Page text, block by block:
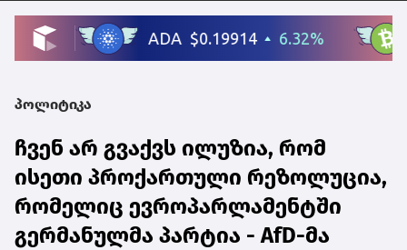
პოლიტიკა
ჩვენ არ გვაქვს ილუზია, რომ
ისეთი პროქართული რეზოლუცია,
რომელიც ევროპარლამენტში
გერმანულმა პარტია - AfD-მა